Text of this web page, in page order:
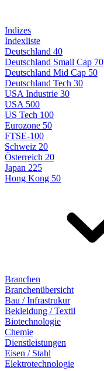
Indizes
Indexliste
Deutschland 40
Deutschland Small Cap 70
Deutschland Mid Cap 50
Deutschland Tech 30
USA Industrie 30
USA 500
US Tech 100
Eurozone 50
FTSE-100
Schweiz 20
Österreich 20
Japan 225
Hong Kong 50
Branchen
Branchenübersicht
Bau / Infrastrukur
Bekleidung / Textil
Biotechnologie
Chemie
Dienstleistungen
Eisen / Stahl
Elektrotechnologie